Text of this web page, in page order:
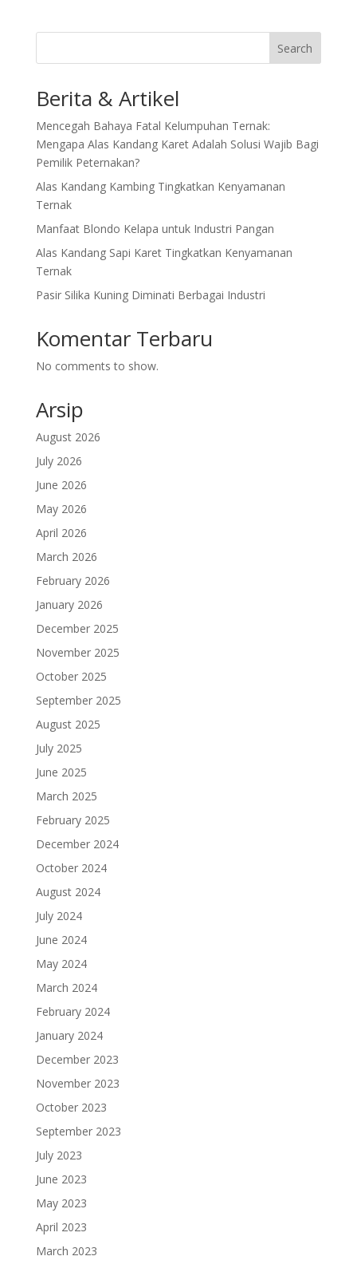
Search
Berita & Artikel
Mencegah Bahaya Fatal Kelumpuhan Ternak:
Mengapa Alas Kandang Karet Adalah Solusi Wajib Bagi
Pemilik Peternakan?
Alas Kandang Kambing Tingkatkan Kenyamanan
Ternak
Manfaat Blondo Kelapa untuk Industri Pangan
Alas Kandang Sapi Karet Tingkatkan Kenyamanan
Ternak
Pasir Silika Kuning Diminati Berbagai Industri
Komentar Terbaru
No comments to show.
Arsip
August 2026
July 2026
June 2026
May 2026
April 2026
March 2026
February 2026
January 2026
December 2025
November 2025
October 2025
September 2025
August 2025
July 2025
June 2025
March 2025
February 2025
December 2024
October 2024
August 2024
July 2024
June 2024
May 2024
March 2024
February 2024
January 2024
December 2023
November 2023
October 2023
September 2023
July 2023
June 2023
May 2023
April 2023
March 2023